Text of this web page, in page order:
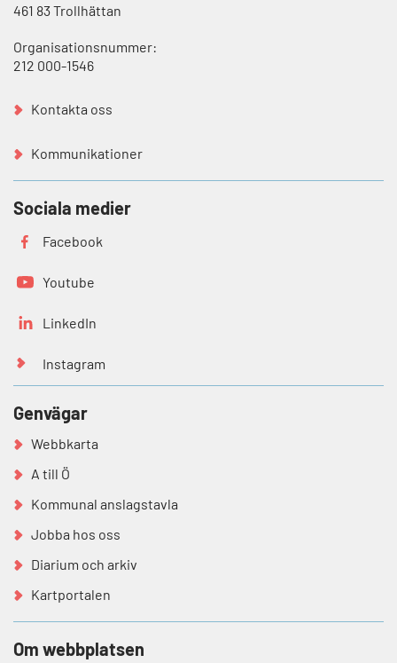
461 83 Trollhättan
Organisationsnummer:
212 000-1546
Kontakta oss
Kommunikationer
Sociala medier
Facebook
Youtube
LinkedIn
Instagram
Genvägar
Webbkarta
A till Ö
Kommunal anslagstavla
Jobba hos oss
Diarium och arkiv
Kartportalen
Om webbplatsen